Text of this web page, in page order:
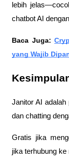
lebih
chatbot AI
Baca Juga:
yang Wajib
Janitor AI
dan chatting
Gratis jika
jika terhubung